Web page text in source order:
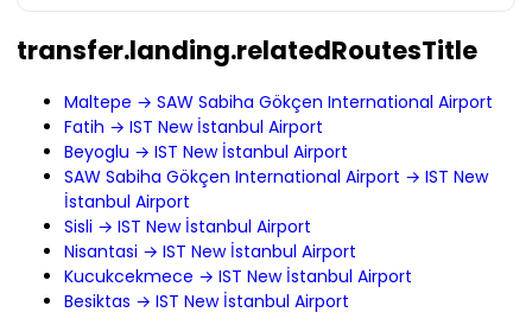
transfer.landing.relatedRoutesTitle
Maltepe → SAW Sabiha Gökçen International Airport
Fatih → IST New İstanbul Airport
Beyoglu → IST New İstanbul Airport
SAW Sabiha Gökçen International Airport → IST New
İstanbul Airport
Sisli → IST New İstanbul Airport
Nisantasi → IST New İstanbul Airport
Kucukcekmece → IST New İstanbul Airport
Besiktas → IST New İstanbul Airport